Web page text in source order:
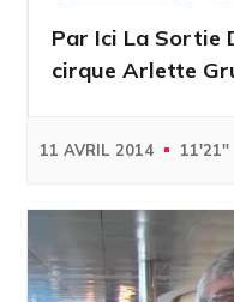
Par Ici La Sortie
cirque Arlette
11 AVRIL 2014 11'21''